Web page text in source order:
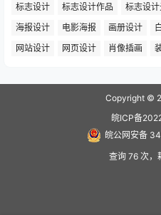
标志设计
标志设计作品 标志设
海报设计
电影海报 画册设计
网站设计
网页设计 肖像插画
Copyright ©
皖ICP备
皖公网安备
查询 76 次，